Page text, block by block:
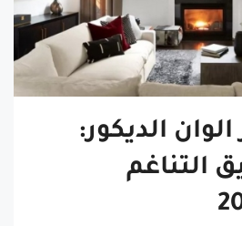
الوان الديكور:
التناغم